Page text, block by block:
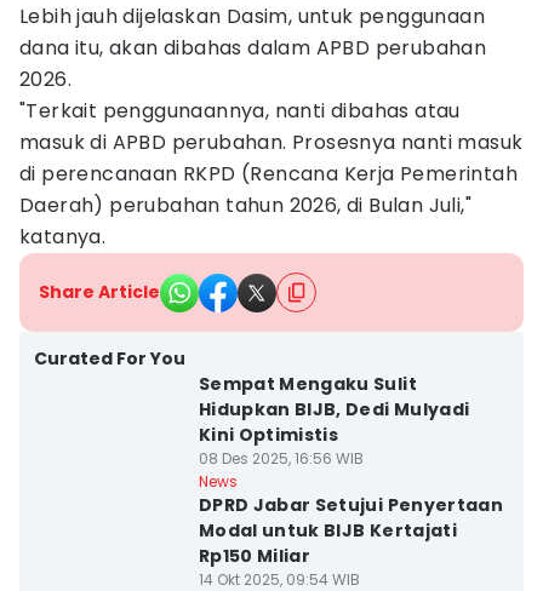
Lebih jauh dijelaskan Dasim, untuk penggunaan
dana itu, akan dibahas dalam APBD perubahan
2026.
"Terkait penggunaannya, nanti dibahas atau
masuk di APBD perubahan. Prosesnya nanti masuk
di perencanaan RKPD (Rencana Kerja Pemerintah
Daerah) perubahan tahun 2026, di Bulan Juli,"
katanya.
Share Article
Curated For You
Sempat Mengaku Sulit
Hidupkan BIJB, Dedi Mulyadi
Kini Optimistis
08 Des 2025, 16:56 WIB
News
DPRD Jabar Setujui Penyertaan
Modal untuk BIJB Kertajati
Rp150 Miliar
14 Okt 2025, 09:54 WIB